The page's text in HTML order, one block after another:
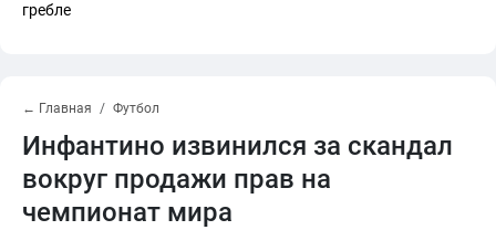
гребле
← Главная Футбол
Инфантино извинился за скандал
вокруг продажи прав на
чемпионат мира